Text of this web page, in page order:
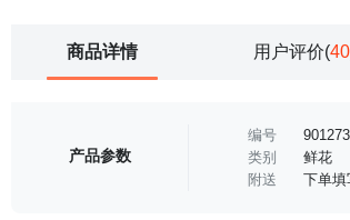
商品详情 用户评价(40
产品参数
编号
类别
鲜花
附送
下单填